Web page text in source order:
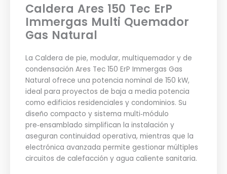
Caldera Ares 150 Tec ErP
Immergas Multi Quemador
Gas Natural
La Caldera de pie, modular, multiquemador y de
condensación Ares Tec 150 ErP Immergas Gas
Natural ofrece una potencia nominal de 150 kW,
ideal para proyectos de baja a media potencia
como edificios residenciales y condominios. Su
diseño compacto y sistema multi‑módulo
pre‑ensamblado simplifican la instalación y
aseguran continuidad operativa, mientras que la
electrónica avanzada permite gestionar múltiples
circuitos de calefacción y agua caliente sanitaria.